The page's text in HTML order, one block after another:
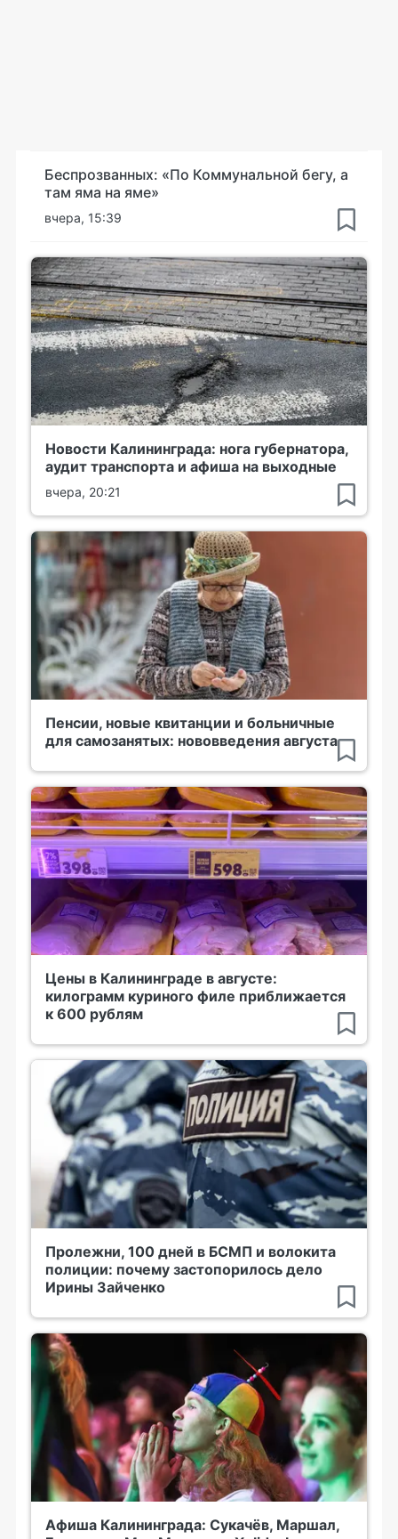
Беспрозванных: «По Коммунальной бегу, а
там яма на яме»
вчера, 15:39
Новости Калининграда: нога губернатора,
аудит транспорта и афиша на выходные
вчера, 20:21
Пенсии, новые квитанции и больничные
для самозанятых: нововведения августа
Цены в Калининграде в августе:
килограмм куриного филе приближается
к 600 рублям
Пролежни, 100 дней в БСМП и волокита
полиции: почему застопорилось дело
Ирины Зайченко
Афиша Калининграда: Сукачёв, Маршал,